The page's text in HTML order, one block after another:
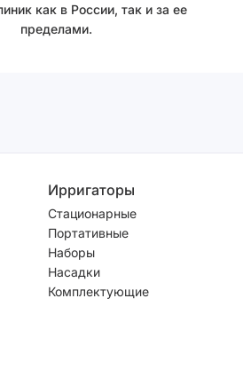
как в России, так и за ее
пределами.
Ирригаторы
Стационарные
Портативные
Наборы
Насадки
Комплектующие